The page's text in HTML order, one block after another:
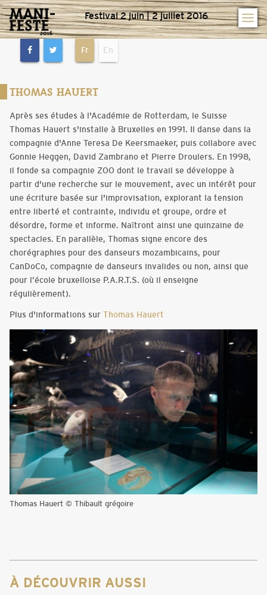
Festival 2 juin | 2 juillet 2016
Fr En
THOMAS HAUERT
Après ses études à l'Académie de Rotterdam, le Suisse
Thomas Hauert s'installe à Bruxelles en 1991. Il danse dans la
compagnie d'Anne Teresa De Keersmaeker, puis collabore avec
Gonnie Heggen, David Zambrano et Pierre Droulers. En 1998,
il fonde sa compagnie ZOO dont le travail se développe à
partir d'une recherche sur le mouvement, avec un intérêt pour
une écriture basée sur l'improvisation, explorant la tension
entre liberté et contrainte, individu et groupe, ordre et
désordre, forme et informe. Naîtront ainsi une quinzaine de
spectacles. En parallèle, Thomas signe encore des
chorégraphies pour des danseurs mozambicains, pour
CanDoCo, compagnie de danseurs invalides ou non, ainsi que
pour l’école bruxelloise P.A.R.T.S. (où il enseigne
régulièrement).
Plus d'informations sur Thomas Hauert
Thomas Hauert © Thibault grégoire
À DÉCOUVRIR AUSSI